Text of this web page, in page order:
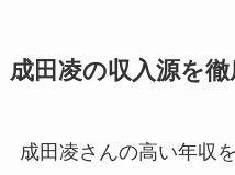
成田凌の収入源を
成田凌さんの高い年収